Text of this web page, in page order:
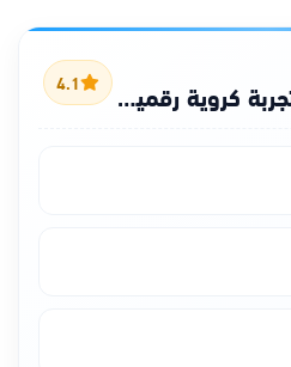
اكتشف أقوى تجربة كروية رقمية لعام 2025 4.1